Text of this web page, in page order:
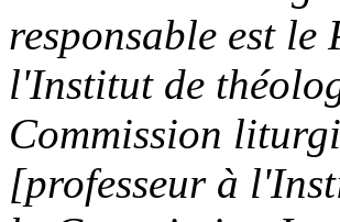
responsable est
l'Institut de
Commission
[professeur à